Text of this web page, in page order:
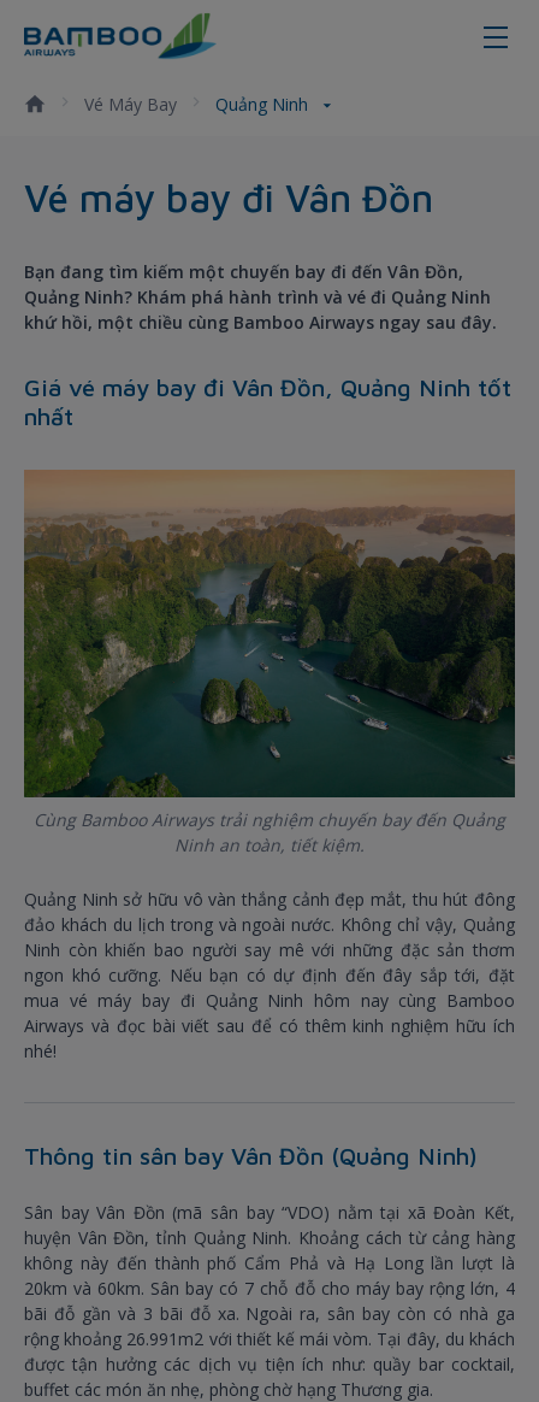
Quảng Ninh - Bamboo Airways
Vé Máy Bay Quảng Ninh
Vé máy bay đi Vân Đồn
Bạn đang tìm kiếm một chuyến bay đi đến Vân Đồn,
Quảng Ninh? Khám phá hành trình và vé đi Quảng Ninh
khứ hồi, một chiều cùng Bamboo Airways ngay sau đây.
Giá vé máy bay đi Vân Đồn, Quảng Ninh tốt
nhất
Cùng Bamboo Airways trải nghiệm chuyến bay đến Quảng
Ninh an toàn, tiết kiệm.
Quảng Ninh sở hữu vô vàn thắng cảnh đẹp mắt, thu hút đông
đảo khách du lịch trong và ngoài nước. Không chỉ vậy, Quảng
Ninh còn khiến bao người say mê với những đặc sản thơm
ngon khó cưỡng. Nếu bạn có dự định đến đây sắp tới, đặt
mua vé máy bay đi Quảng Ninh hôm nay cùng Bamboo
Airways và đọc bài viết sau để có thêm kinh nghiệm hữu ích
nhé!
Thông tin sân bay Vân Đồn (Quảng Ninh)
Sân bay Vân Đồn (mã sân bay “VDO) nằm tại xã Đoàn Kết,
huyện Vân Đồn, tỉnh Quảng Ninh. Khoảng cách từ cảng hàng
không này đến thành phố Cẩm Phả và Hạ Long lần lượt là
20km và 60km. Sân bay có 7 chỗ đỗ cho máy bay rộng lớn, 4
bãi đỗ gần và 3 bãi đỗ xa. Ngoài ra, sân bay còn có nhà ga
rộng khoảng 26.991m2 với thiết kế mái vòm. Tại đây, du khách
được tận hưởng các dịch vụ tiện ích như: quầy bar cocktail,
buffet các món ăn nhẹ, phòng chờ hạng Thương gia.